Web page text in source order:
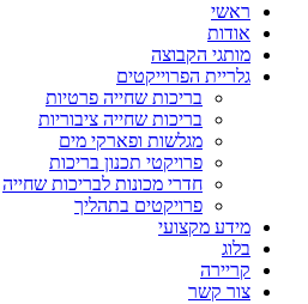
ראשי
אודות
מותגי הקבוצה
גלריית הפרוייקטים
בריכות שחייה פרטיות
בריכות שחייה ציבוריות
מגלשות ופארקי מים
פרויקטי תכנון בריכות
חדרי מכונות לבריכות שחייה
פרויקטים בתהליך
מידע מקצועי
בלוג
קריירה
צור קשר